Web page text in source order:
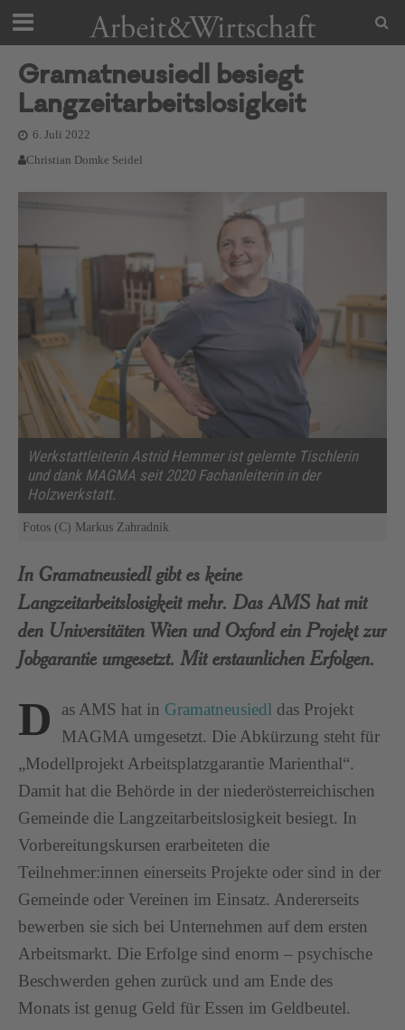
Gramatneusiedl besiegt
Langzeitarbeitslosigkeit
6. Juli 2022
Christian Domke Seidel
Werkstattleiterin Astrid Hemmer ist gelernte Tischlerin
und dank MAGMA seit 2020 Fachanleiterin in der
Holzwerkstatt.
Fotos (C) Markus Zahradnik
In Gramatneusiedl gibt es keine
Langzeitarbeitslosigkeit mehr. Das AMS hat mit
den Universitäten Wien und Oxford ein Projekt zur
Jobgarantie umgesetzt. Mit erstaunlichen Erfolgen.
D as AMS hat in Gramatneusiedl das Projekt
MAGMA umgesetzt. Die Abkürzung steht für
„Modellprojekt Arbeitsplatzgarantie Marienthal“.
Damit hat die Behörde in der niederösterreichischen
Gemeinde die Langzeitarbeitslosigkeit besiegt. In
Vorbereitungskursen erarbeiteten die
Teilnehmer:innen einerseits Projekte oder sind in der
Gemeinde oder Vereinen im Einsatz. Andererseits
bewerben sie sich bei Unternehmen auf dem ersten
Arbeitsmarkt. Die Erfolge sind enorm – psychische
Beschwerden gehen zurück und am Ende des
Monats ist genug Geld für Essen im Geldbeutel.